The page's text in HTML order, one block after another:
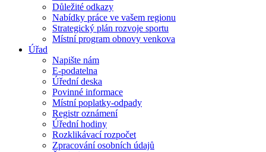
Důležité odkazy
Nabídky práce ve vašem regionu
Strategický plán rozvoje sportu
Místní program obnovy venkova
Úřad
Napište nám
E-podatelna
Úřední deska
Povinné informace
Místní poplatky-odpady
Registr oznámení
Úřední hodiny
Rozklikávací rozpočet
Zpracování osobních údajů